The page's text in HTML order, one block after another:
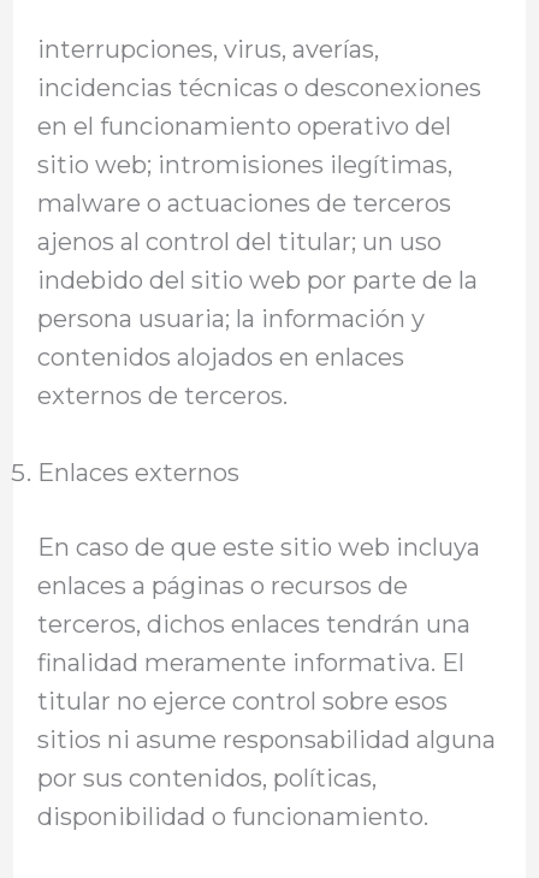
interrupciones, virus, averías,
incidencias técnicas o desconexiones
en el funcionamiento operativo del
sitio web; intromisiones ilegítimas,
malware o actuaciones de terceros
ajenos al control del titular; un uso
indebido del sitio web por parte de la
persona usuaria; la información y
contenidos alojados en enlaces
externos de terceros.
Enlaces externos
En caso de que este sitio web incluya
enlaces a páginas o recursos de
terceros, dichos enlaces tendrán una
finalidad meramente informativa. El
titular no ejerce control sobre esos
sitios ni asume responsabilidad alguna
por sus contenidos, políticas,
disponibilidad o funcionamiento.